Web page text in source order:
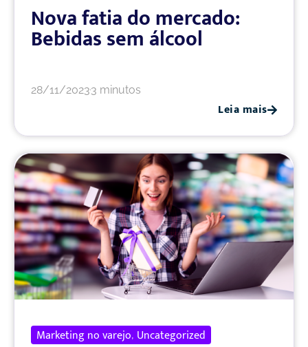
Nova fatia do mercado:
Bebidas sem álcool
28/11/20233 minutos
Leia mais
Marketing no varejo, Uncategorized